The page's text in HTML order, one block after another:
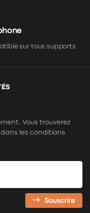
sur tous supports
Vous trouverez
les conditions
Souscrire